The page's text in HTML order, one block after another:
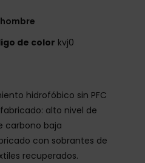
de color kvj0
hidrofóbico sin PFC
alto nivel de
carbono baja
con sobrantes de
recuperados.